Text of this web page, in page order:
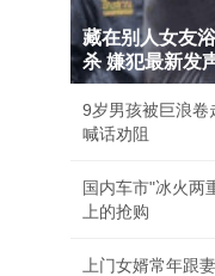
藏在别人女友
杀 嫌犯最新发
9岁男孩被巨浪卷
喊话劝阻
国内车市"冰火两
上的抢购
上门女婿常年跟